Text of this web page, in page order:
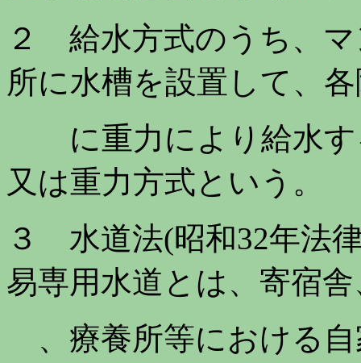
２ 給水方式のうち、
所に水槽を設置して、
に重力により給水す
又は重力方式という。
３ 水道法(昭和32年法
易専用水道とは、寄宿
、療養所等における